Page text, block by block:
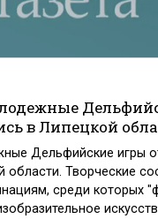
в Липецкой
Дельфийские игры
области. Творческие
среди которых